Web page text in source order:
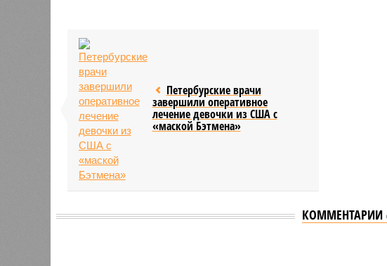
Петербурские врачи
завершили оперативное
лечение девочки из США с
«маской Бэтмена»
КОММЕНТАРИИ